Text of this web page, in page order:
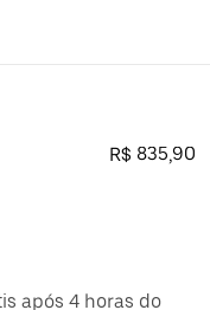
R$ 835,90
após 4 horas do